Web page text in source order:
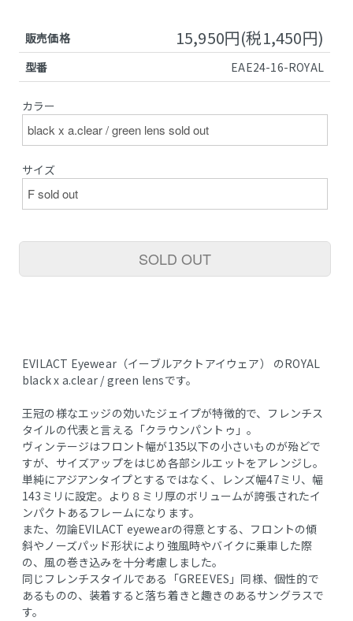
販売価格 15,950円(税1,450円)
型番 EAE24-16-ROYAL
カラー
サイズ
SOLD OUT
EVILACT Eyewear（イーブルアクトアイウェア） のROYAL
black x a.clear / green lensです。
王冠の様なエッジの効いたジェイプが特徴的で、フレンチス
タイルの代表と言える「クラウンパントゥ」。
ヴィンテージはフロント幅が135以下の小さいものが殆どで
すが、サイズアップをはじめ各部シルエットをアレンジし。
単純にアジアンタイプとするではなく、レンズ幅47ミリ、幅
143ミリに設定。より８ミリ厚のボリュームが誇張されたイ
ンパクトあるフレームになります。
また、勿論EVILACT eyewearの得意とする、フロントの傾
斜やノーズパッド形状により強風時やバイクに乗車した際
の、風の巻き込みを十分考慮しました。
同じフレンチスタイルである「GREEVES」同様、個性的で
あるものの、装着すると落ち着きと趣きのあるサングラスで
す。